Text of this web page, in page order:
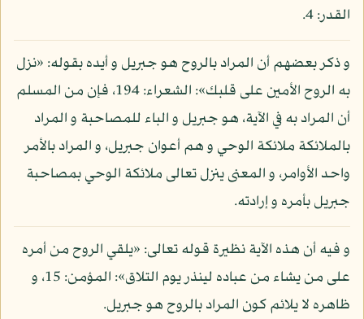
القدر: 4.
و ذكر بعضهم أن المراد بالروح هو جبريل و أيده بقوله: «نزل
به الروح الأمين على قلبك»: الشعراء: 194، فإن من المسلم
أن المراد به في الآية، هو جبريل و الباء للمصاحبة و المراد
بالملائكة ملائكة الوحي و هم أعوان جبريل، و المراد بالأمر
واحد الأوامر، و المعنى ينزل تعالى ملائكة الوحي بمصاحبة
جبريل بأمره و إرادته.
و فيه أن هذه الآية نظيرة قوله تعالى: «يلقي الروح من أمره
على من يشاء من عباده لينذر يوم التلاق»: المؤمن: 15، و
ظاهره لا يلائم كون المراد بالروح هو جبريل.